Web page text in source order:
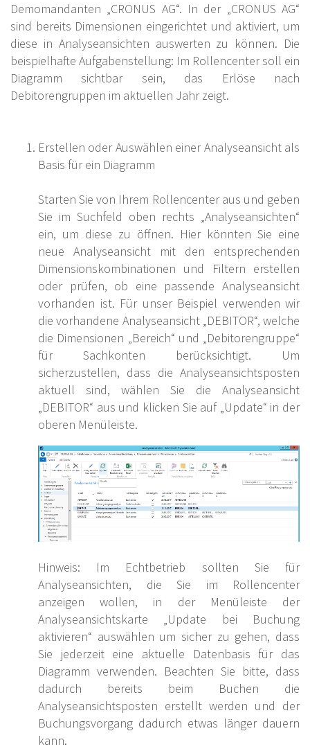
Demomandanten „CRONUS AG“. In der „CRONUS AG“
sind bereits Dimensionen eingerichtet und aktiviert, um
diese in Analyseansichten auswerten zu können. Die
beispielhafte Aufgabenstellung: Im Rollencenter soll ein
Diagramm sichtbar sein, das Erlöse nach
Debitorengruppen im aktuellen Jahr zeigt.
Erstellen oder Auswählen einer Analyseansicht als
Basis für ein Diagramm
Starten Sie von Ihrem Rollencenter aus und geben
Sie im Suchfeld oben rechts „Analyseansichten“
ein, um diese zu öffnen. Hier könnten Sie eine
neue Analyseansicht mit den entsprechenden
Dimensionskombinationen und Filtern erstellen
oder prüfen, ob eine passende Analyseansicht
vorhanden ist. Für unser Beispiel verwenden wir
die vorhandene Analyseansicht „DEBITOR“, welche
die Dimensionen „Bereich“ und „Debitorengruppe“
für Sachkonten berücksichtigt. Um
sicherzustellen, dass die Analyseansichtsposten
aktuell sind, wählen Sie die Analyseansicht
„DEBITOR“ aus und klicken Sie auf „Update“ in der
oberen Menüleiste.
Hinweis: Im Echtbetrieb sollten Sie für
Analyseansichten, die Sie im Rollencenter
anzeigen wollen, in der Menüleiste der
Analyseansichtskarte „Update bei Buchung
aktivieren“ auswählen um sicher zu gehen, dass
Sie jederzeit eine aktuelle Datenbasis für das
Diagramm verwenden. Beachten Sie bitte, dass
dadurch bereits beim Buchen die
Analyseansichtsposten erstellt werden und der
Buchungsvorgang dadurch etwas länger dauern
kann.